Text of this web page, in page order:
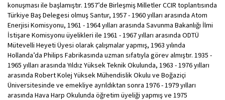
konuşması ile başlamıştır. 1957’de Birleşmiş Milletler CCIR toplantısında
Türkiye Baş Delegesi olmuş Santur, 1957 - 1960 yılları arasında Atom
Enerjisi Komisyonu, 1961 - 1964 yılları arasında Savunma Bakanlığı İlmi
İstişare Komisyonu üyelikleri ile 1961 - 1967 yılları arasında ODTÜ
Mütevelli Heyeti Üyesi olarak çalışmalar yapmış, 1963 yılında
Hollanda’da Philips Fabrikasında uzman sıfatıyla görev almıştır. 1935 -
1965 yılları arasında Yıldız Yüksek Teknik Okulunda, 1963 - 1976 yılları
arasında Robert Kolej Yüksek Mühendislik Okulu ve Boğaziçi
Üniversitesinde ve emekliye ayrıldıktan sonra 1976 - 1979 yılları
arasında Hava Harp Okulunda öğretim üyeliği yapmış ve 1975